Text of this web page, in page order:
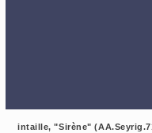
intaille, "Sirène"